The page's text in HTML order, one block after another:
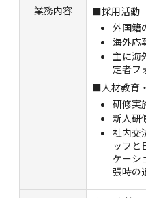
業務内容
■採用活動
外国籍
海外応
主に海
定者フ
■人材教育
研修実
新人研
社内交
ッフと
ケーシ
張時の